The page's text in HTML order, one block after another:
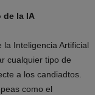
de la IA
la Inteligencia Artificial
cualquier tipo de
a los candiadtos.
como el